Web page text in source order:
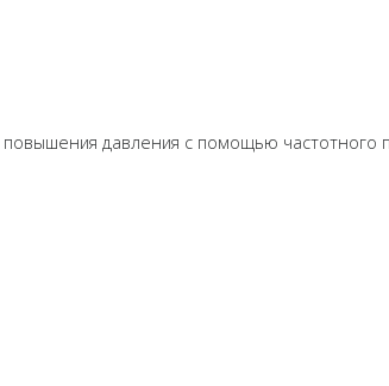
давления с помощью частотного